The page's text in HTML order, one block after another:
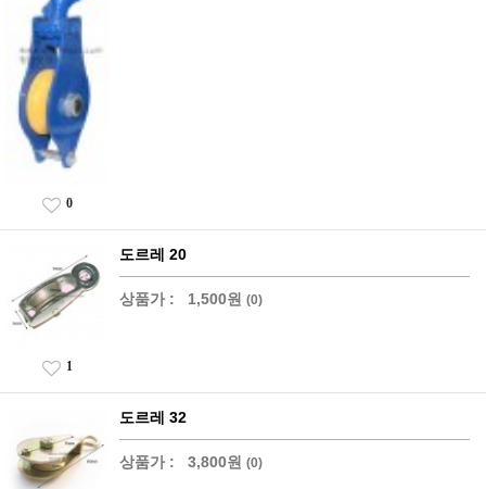
0
도르레 20
상품가 : 1,500원 (0)
1
도르레 32
상품가 : 3,800원 (0)